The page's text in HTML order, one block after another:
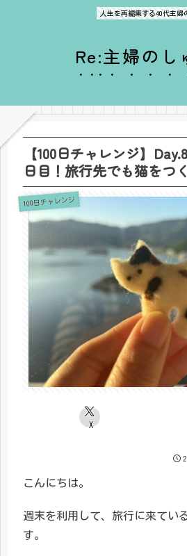
人生を再編集する40代主婦
Re:主婦のし
【100日チャレンジ】
日目！旅行先でも猫をつ
100日チャレンジ
X
こんにちは。
週末を利用して、旅行に来てい
す。